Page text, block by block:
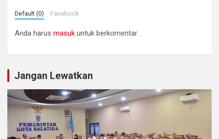
Default (0) Facebook
Anda harus masuk untuk berkomentar.
Jangan Lewatkan